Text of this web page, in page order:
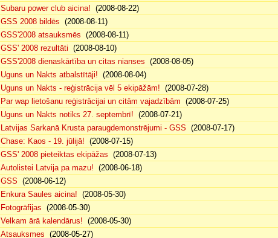
Subaru power club aicina! (2008-08-22)
GSS 2008 bildēs (2008-08-11)
GSS'2008 atsauksmēs (2008-08-11)
GSS' 2008 rezultāti (2008-08-10)
GSS'2008 dienaskārtība un citas nianses (2008-08-05)
Uguns un Nakts atbalstītāji! (2008-08-04)
Uguns un Nakts - reģistrācija vēl 5 ekipāžām! (2008-07-28)
Par wap lietošanu reģistrācijai un citām vajadzībām (2008-07-25)
Uguns un Nakts notiks 27. septembrī! (2008-07-21)
Latvijas Sarkanā Krusta paraugdemonstrējumi - GSS (2008-07-17)
Chase: Kaos - 19. jūlijā! (2008-07-15)
GSS' 2008 pieteiktas ekipāžas (2008-07-13)
Autolistei Latvija pa mazu! (2008-06-18)
GSS (2008-06-12)
Enkura Saules aicina! (2008-05-30)
Fotogrāfijas (2008-05-30)
Velkam ārā kalendārus! (2008-05-30)
Atsauksmes (2008-05-27)